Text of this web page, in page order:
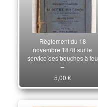
Règlement du 18
novembre 1878 sur le
service des bouches à feu
–
5,00 €